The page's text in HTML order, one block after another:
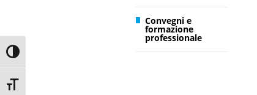
Toggle High Contrast
Toggle Font size
Convegni e
formazione
professionale